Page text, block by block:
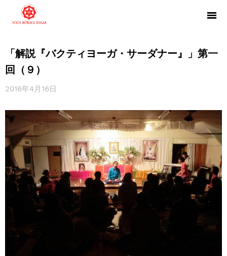
「解説『バクティヨーガ・サーダナー』」第一
回（９）
2016年4月16日